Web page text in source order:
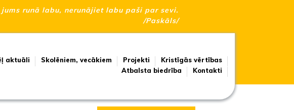
runā labu, nerunājiet labu paši par sevi.
/Paskāls/
aktuāli Skolēniem, vecākiem Projekti
Kristīgās vērtības
Atbalsta biedrība
Kontakti